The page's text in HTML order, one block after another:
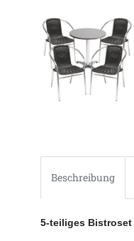
Beschreibung
5-teiliges Bistroset